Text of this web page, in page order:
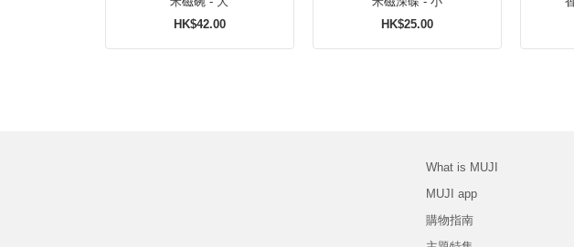
HK$42.00
HK$25.00
What is MUJI
MUJI app
購物指南